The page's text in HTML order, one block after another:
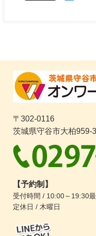
〒302-0116
茨城県守谷市大柏959-3
【予約制】
受付時間 / 10:00～19:30
定休日 / 木曜日